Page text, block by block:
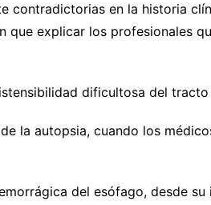
contradictorias en la historia
que explicar los profesionales
dificultosa del
la autopsia, cuando los
del esófago, desde